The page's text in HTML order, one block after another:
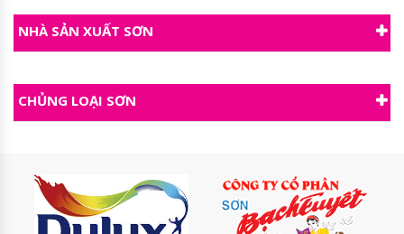
NHÀ SẢN XUẤT SƠN
CHỦNG LOẠI SƠN